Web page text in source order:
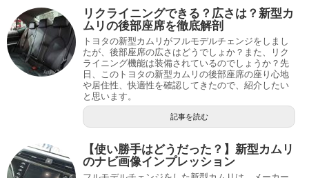
リクライニングできる？広さは？新型カ
ムリの後部座席を徹底解剖
トヨタの新型カムリがフルモデルチェンジをしまし
たが、後部座席の広さはどうでしょか？また、リク
ライニング機能は装備されているのでしょうか？先
日、このトヨタの新型カムリの後部座席の座り心地
や居住性、快適性を確認してきたので、紹介したい
と思います。
記事を読む
【使い勝手はどうだった？】新型カムリ
のナビ画像インプレッション